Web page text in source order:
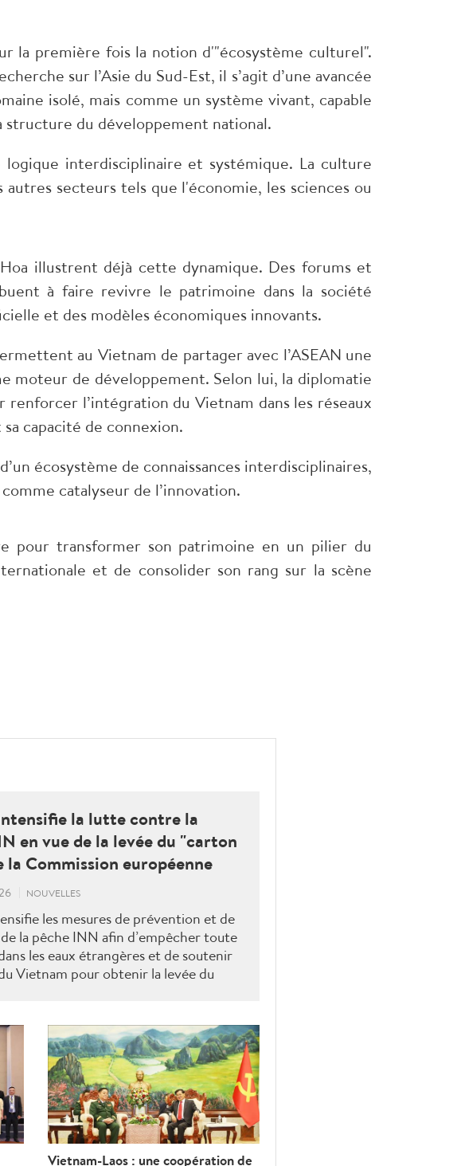
la première fois la notion d'"écosystème culturel".
sur l’Asie du Sud-Est, il s’agit d’une avancée
isolé, mais comme un système vivant, capable
structure du développement national.
interdisciplinaire et systémique. La culture
secteurs tels que l'économie, les sciences ou
illustrent déjà cette dynamique. Des forums et
à faire revivre le patrimoine dans la société
et des modèles économiques innovants.
au Vietnam de partager avec l’ASEAN une
moteur de développement. Selon lui, la diplomatie
l’intégration du Vietnam dans les réseaux
capacité de connexion.
écosystème de connaissances interdisciplinaires,
catalyseur de l’innovation.
pour transformer son patrimoine en un pilier du
et de consolider son rang sur la scène
la lutte contre la
en vue de la levée du "carton
la Commission européenne
NOUVELLES
les mesures de prévention et de
la pêche INN afin d’empêcher toute
les eaux étrangères et de soutenir
Vietnam pour obtenir la levée du
Vietnam-Laos : une coopération de